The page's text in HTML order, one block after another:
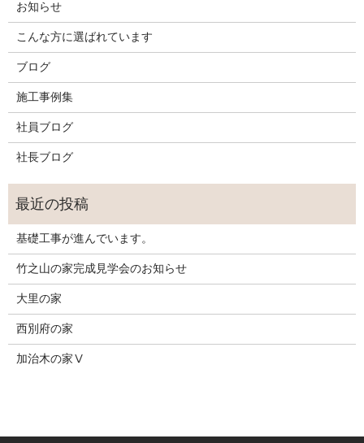
お知らせ
こんな方に選ばれています
ブログ
施工事例集
社員ブログ
社長ブログ
基礎工事が進んでいます。
竹之山の家完成見学会のお知らせ
大里の家
西別府の家
加治木の家Ⅴ